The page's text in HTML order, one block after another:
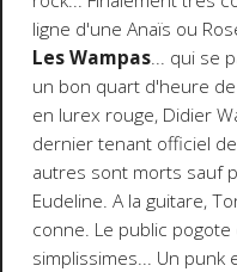
ligne d'une Anaïs ou
Les Wampas... qui se
un bon quart d'heure
en lurex rouge, Didier
dernier tenant officiel
autres sont morts sauf
Eudeline. A la guitare,
conne. Le public
simplissimes... Un punk